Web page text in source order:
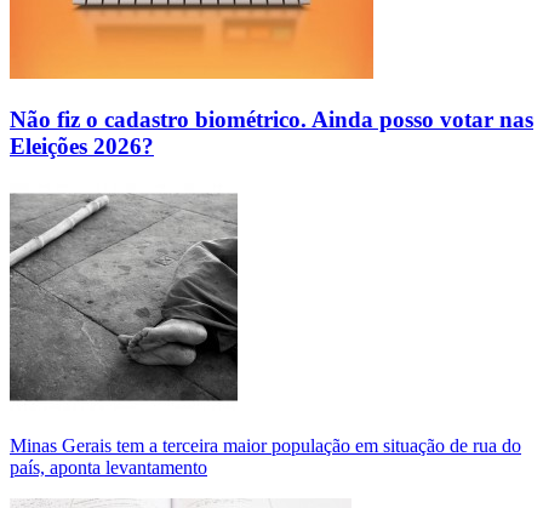
Não fiz o cadastro biométrico. Ainda posso votar nas
Eleições 2026?
Minas Gerais tem a terceira maior população em situação de rua do
país, aponta levantamento